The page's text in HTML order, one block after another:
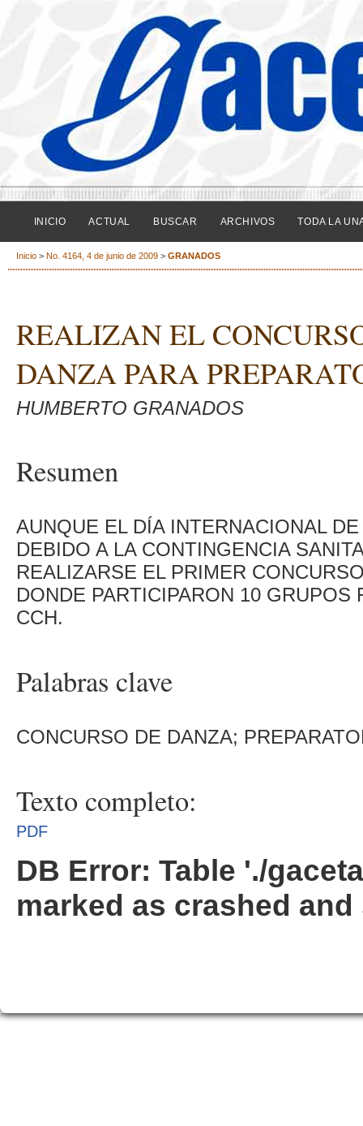
INICIO ACTUAL BUSCAR ARCHIVOS TODA LA
Inicio > No. 4164, 4 de junio de 2009 > GRANADOS
REALIZAN EL
DANZA PARA
HUMBERTO GRANADOS
Resumen
AUNQUE EL DÍA INTERNACIONAL
DEBIDO A LA CONTINGENCIA
REALIZARSE EL PRIMER
DONDE PARTICIPARON 10
CCH.
Palabras clave
CONCURSO DE DANZA;
Texto completo:
PDF
DB Error: Table './
marked as crashed